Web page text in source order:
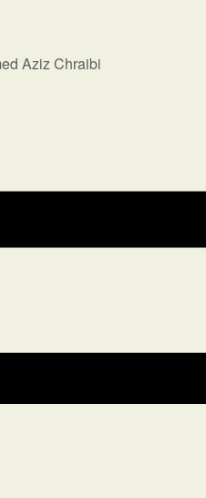
Aziz Chraibi